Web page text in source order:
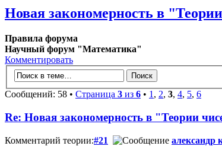
Новая закономерность в
Правила форума
Научный форум "Математика"
Комментировать
Сообщений: 58 • Страница 3 из 6 • 1, 2, 3, 4, 5, 6
Re: Новая закономерность в "Теории
Комментарий теории:#21 александр